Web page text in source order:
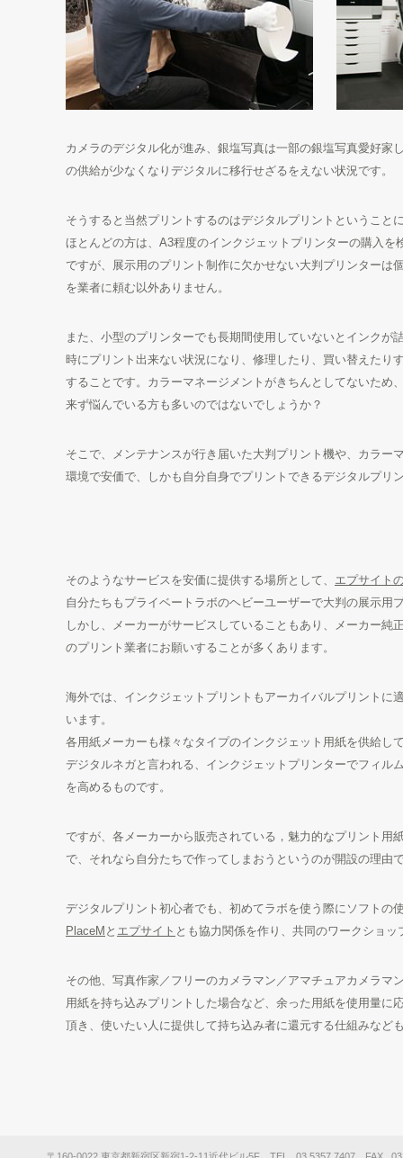
カメラのデジタル化が進み、銀塩写真は一部の銀塩写真愛好
の供給が少なくなりデジタルに移行せざるをえない状況です。
そうすると当然プリントするのはデジタルプリントということ
ほとんどの方は、A3程度のインクジェットプリンターの購入を
ですが、展示用のプリント制作に欠かせない大判プリンター
を業者に頼む以外ありません。
また、小型のプリンターでも長期間使用していないとインクが
時にプリント出来ない状況になり、修理したり、買い替えたり
することです。カラーマネージメントがきちんとしてないため
来ず悩んでいる方も多いのではないでしょうか？
そこで、メンテナンスが行き届いた大判プリント機や、カラー
環境で安価で、しかも自分自身でプリントできるデジタルプリ
そのようなサービスを安価に提供する場所として、 エプサイト
自分たちもプライベートラボのヘビーユーザーで大判の展示用
しかし、メーカーがサービスしていることもあり、メーカー
のプリント業者にお願いすることが多くあります。
海外では、インクジェットプリントもアーカイバルプリント
います。
各用紙メーカーも様々なタイプのインクジェット用紙を供給し
デジタルネガと言われる、インクジェットプリンターでフィ
を高めるものです。
ですが、各メーカーから販売されている，魅力的なプリント
で、それなら自分たちで作ってしまおうというのが開設の理由
デジタルプリント初心者でも、初めてラボを使う際にソフト
PlaceM と エプサイト とも協力関係を作り、共同のワークショ
その他、写真作家／フリーのカメラマン／アマチュアカメラ
用紙を持ち込みプリントした場合など、余った用紙を使用量
頂き、使いたい人に提供して持ち込み者に還元する仕組みなど